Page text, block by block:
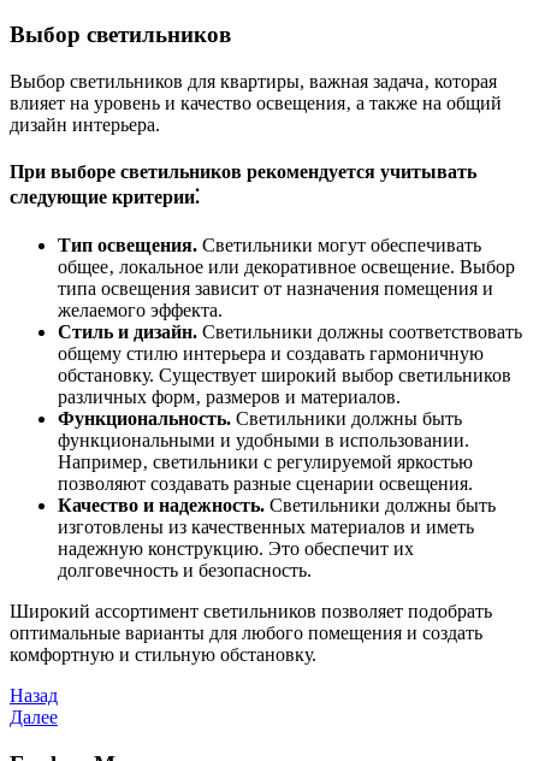
Выбор светильников
Выбор светильников для квартиры, важная задача‚ которая
влияет на уровень и качество освещения‚ а также на общий
дизайн интерьера.
При выборе светильников рекомендуется учитывать
следующие критерии⁚
Тип освещения. Светильники могут обеспечивать
общее‚ локальное или декоративное освещение. Выбор
типа освещения зависит от назначения помещения и
желаемого эффекта.
Стиль и дизайн. Светильники должны соответствовать
общему стилю интерьера и создавать гармоничную
обстановку. Существует широкий выбор светильников
различных форм‚ размеров и материалов.
Функциональность. Светильники должны быть
функциональными и удобными в использовании.
Например‚ светильники с регулируемой яркостью
позволяют создавать разные сценарии освещения.
Качество и надежность. Светильники должны быть
изготовлены из качественных материалов и иметь
надежную конструкцию. Это обеспечит их
долговечность и безопасность.
Широкий ассортимент светильников позволяет подобрать
оптимальные варианты для любого помещения и создать
комфортную и стильную обстановку.
Навигация
по
Предыдущая
запись
Назад
Следующая
Далее